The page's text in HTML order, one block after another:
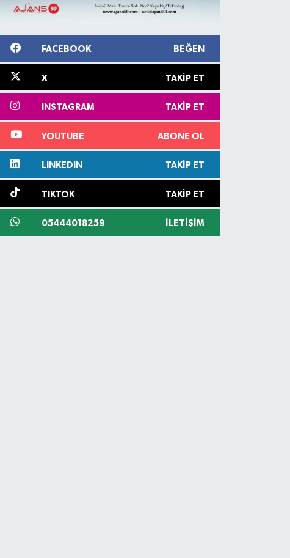
FACEBOOK BEĞEN
X TAKIP ET
INSTAGRAM TAKIP ET
YOUTUBE ABONE OL
LINKEDIN TAKIP ET
TIKTOK TAKIP ET
05444018259 İLETIŞIM